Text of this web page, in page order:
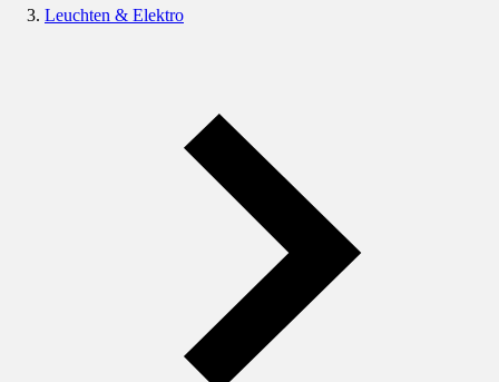
Leuchten & Elektro